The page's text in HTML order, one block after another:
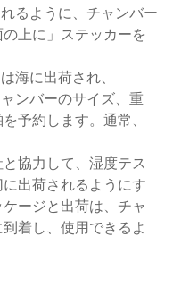
るように、チャンバー
上に」ステッカーを
海に出荷され、
ンバーのサイズ、重
予約します。通常、
協力して、湿度テス
出荷されるようにす
ージと出荷は、チャ
着し、使用できるよ